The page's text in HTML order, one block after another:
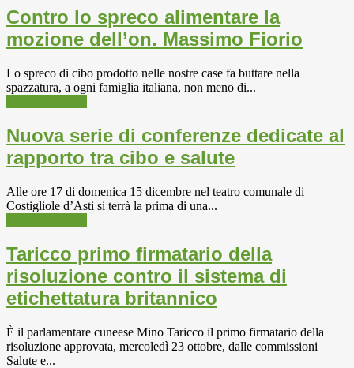
Contro lo spreco alimentare la
mozione dell’on. Massimo Fiorio
Lo spreco di cibo prodotto nelle nostre case fa buttare nella
spazzatura, a ogni famiglia italiana, non meno di...
Nuova serie di conferenze dedicate al
rapporto tra cibo e salute
Alle ore 17 di domenica 15 dicembre nel teatro comunale di
Costigliole d’Asti si terrà la prima di una...
Taricco primo firmatario della
risoluzione contro il sistema di
etichettatura britannico
È il parlamentare cuneese Mino Taricco il primo firmatario della
risoluzione approvata, mercoledì 23 ottobre, dalle commissioni
Salute e...